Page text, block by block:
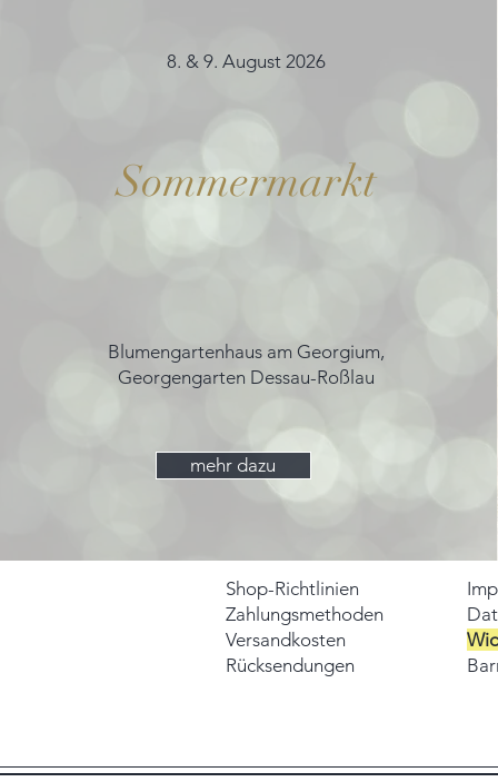
8. & 9. August 2026
Sommermarkt
Blumengartenhaus am Georgium,
Georgengarten Dessau-Roßlau
mehr dazu
Shop-Richtlinien
Zahlungsmethoden
Versandkosten
Rücksendungen